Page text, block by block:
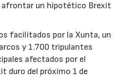
afrontar un hipotético Brexit
facilitados por la Xunta, un
y 1.700 tripulantes
afectados por el
duro del próximo 1 de